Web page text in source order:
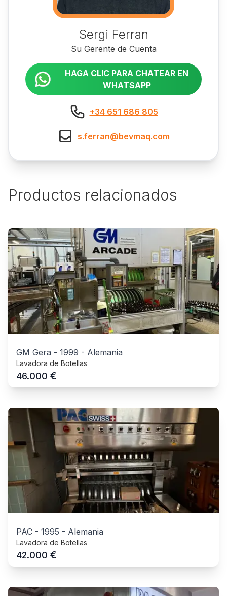
Sergi Ferran
Su Gerente de Cuenta
HAGA CLIC PARA CHATEAR EN
WHATSAPP
+34 651 686 805
s.ferran@bevmaq.com
Productos relacionados
GM Gera - 1999 - Alemania
Lavadora de Botellas
46.000 €
PAC - 1995 - Alemania
Lavadora de Botellas
42.000 €